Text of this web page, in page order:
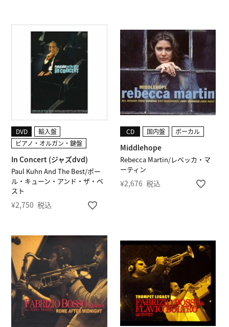
Paul Kuhn And The Best/ポー
ル・キューン・アンド・ザ・ベ
スト
In Concert (ジャズdvd)
DVD
輸入盤
ピアノ・オルガン・鍵盤
¥2,750 税込
Rebecca Martin/レベッカ・マ
ーティン
Middlehope
CD 国内盤 ボーカル
¥2,676 税込